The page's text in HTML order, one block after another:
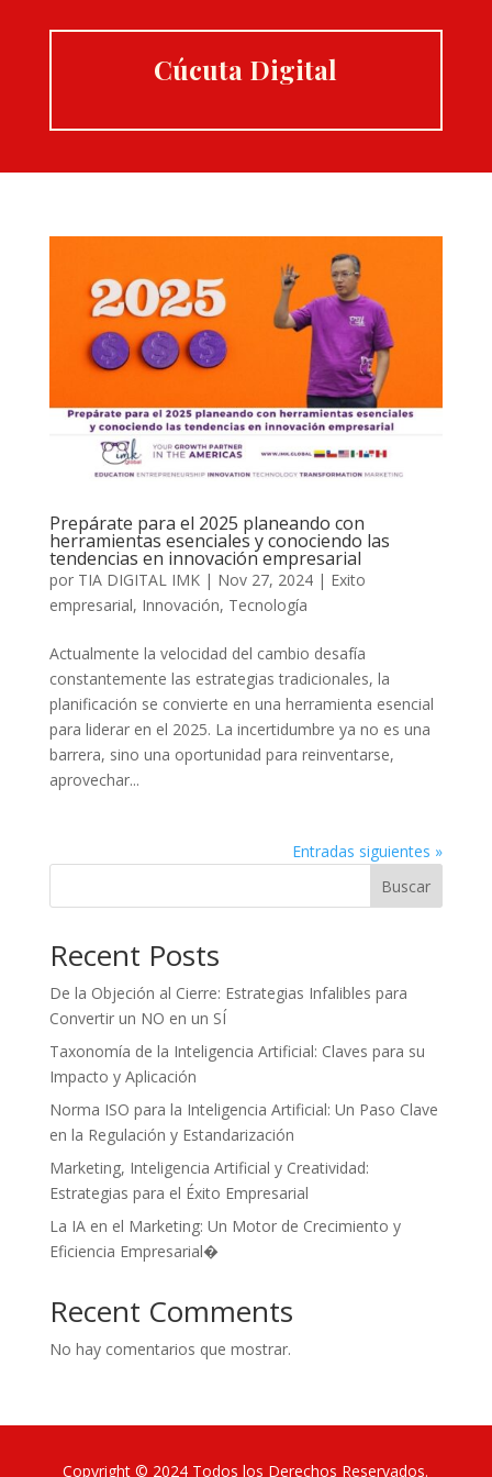
Cúcuta Digital
Prepárate para el 2025 planeando con
herramientas esenciales y conociendo las
tendencias en innovación empresarial
por TIA DIGITAL IMK| Nov 27, 2024| Exito
empresarial, Innovación, Tecnología
Actualmente la velocidad del cambio desafía
constantemente las estrategias tradicionales, la
planificación se convierte en una herramienta esencial
para liderar en el 2025. La incertidumbre ya no es una
barrera, sino una oportunidad para reinventarse,
aprovechar...
Entradas siguientes »
Buscar
Recent Posts
De la Objeción al Cierre: Estrategias Infalibles para
Convertir un NO en un SÍ
Taxonomía de la Inteligencia Artificial: Claves para su
Impacto y Aplicación
Norma ISO para la Inteligencia Artificial: Un Paso Clave
en la Regulación y Estandarización
Marketing, Inteligencia Artificial y Creatividad:
Estrategias para el Éxito Empresarial
La IA en el Marketing: Un Motor de Crecimiento y
Eficiencia Empresarial�
Recent Comments
No hay comentarios que mostrar.
Copyright © 2024 Todos los Derechos Reservados.